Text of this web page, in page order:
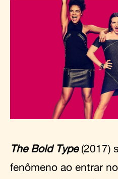
The Bold Type(2017)
fenômeno ao entrar